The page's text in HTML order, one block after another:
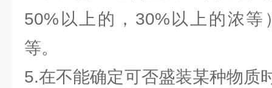
50%以上的，30%以上的浓
等。
5.在不能确定可否盛装某种物质